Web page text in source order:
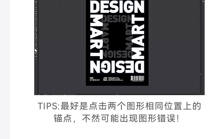
TIPS:最好是点击两个图形相同位置上的
锚点，不然可能出现图形错误！